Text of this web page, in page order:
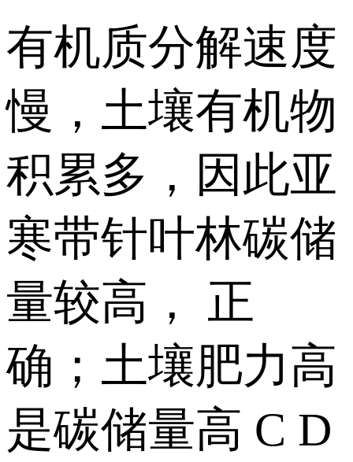
有机质分解速度
慢，土壤有机物
积累多，因此亚
寒带针叶林碳储
量较高， 正
确；土壤肥力高
是碳储量高 C D